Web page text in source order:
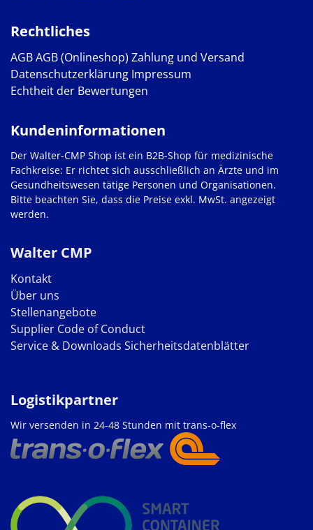
Rechtliches
AGBAGB (Onlineshop) Zahlung und Versand
Datenschutzerklärung Impressum
Echtheit der Bewertungen
Walter CMP
Kontakt
Über uns
Stellenangebote
Supplier Code of Conduct
Service & Downloads Sicherheitsdatenblätter
Kundeninformationen
Der Walter-CMP Shop ist ein B2B-Shop für medizinische
Fachkreise: Er richtet sich ausschließlich an Ärzte und im
Gesundheitswesen tätige Personen und Organisationen.
Bitte beachten Sie, dass die Preise exkl. MwSt. angezeigt
werden.
Logistikpartner
Wir versenden in 24-48 Stunden mit trans-o-flex